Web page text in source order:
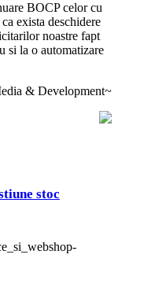
BOCP celor cu
exista deschidere
noastre fapt
si la o automatizare
& Development~
stoc